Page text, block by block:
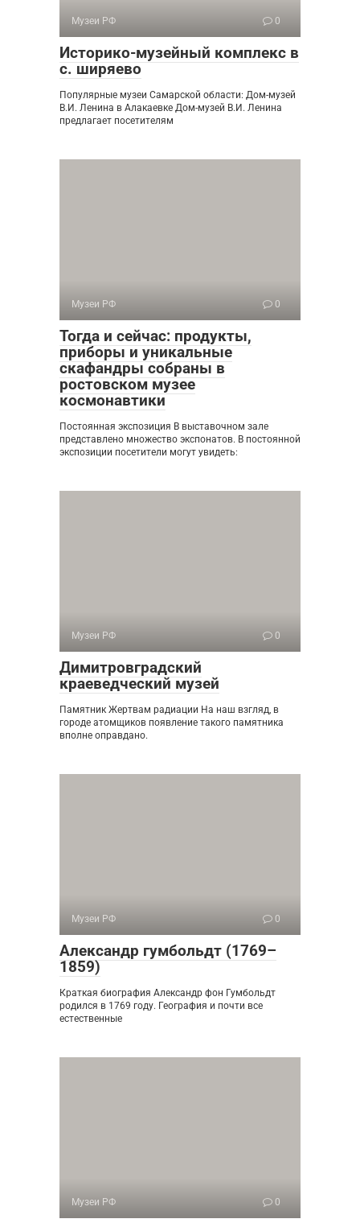
Музеи РФ 0
Историко-музейный комплекс в
с. ширяево
Популярные музеи Самарской области: Дом-музей
В.И. Ленина в Алакаевке Дом-музей В.И. Ленина
предлагает посетителям
Музеи РФ 0
Тогда и сейчас: продукты,
приборы и уникальные
скафандры собраны в
ростовском музее
космонавтики
Постоянная экспозиция В выставочном зале
представлено множество экспонатов. В постоянной
экспозиции посетители могут увидеть:
Музеи РФ 0
Димитровградский
краеведческий музей
Памятник Жертвам радиации На наш взгляд, в
городе атомщиков появление такого памятника
вполне оправдано.
Музеи РФ 0
Александр гумбольдт (1769–
1859)
Краткая биография Александр фон Гумбольдт
родился в 1769 году. География и почти все
естественные
Музеи РФ 0